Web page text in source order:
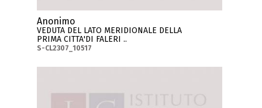
Anonimo
VEDUTA DEL LATO MERIDIONALE DELLA
PRIMA CITTA'DI FALERI ..
S-CL2307_10517